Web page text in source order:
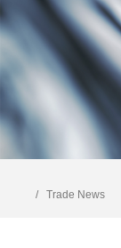
Trade News